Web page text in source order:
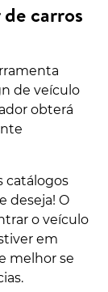
carros
de veículo
obterá
catálogos
deseja! O
o veículo
em
melhor se